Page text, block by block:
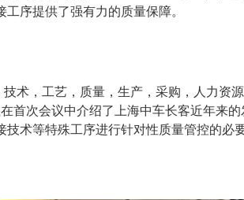
序提供了强有力的质量保障。
术，工艺，质量，生产，采购，人力资
首次会议中介绍了上海中车长客近年来的
术等特殊工序进行针对性质量管控的必